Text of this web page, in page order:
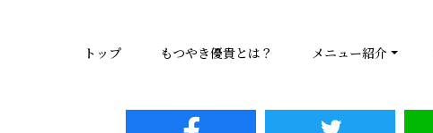
トップ もつやき優貴とは？ メニュー紹介